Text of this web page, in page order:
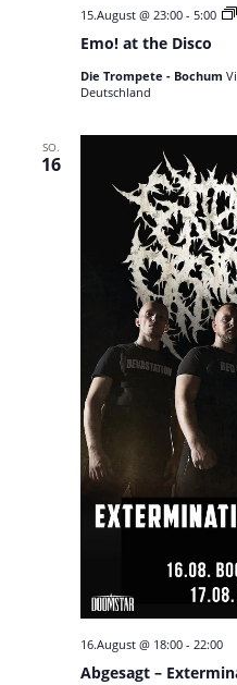
Emo! at the Disco
15.August @ 23:00- 5:00
Die Trompete - Bochum
Deutschland
SO.
16
Abgesagt –
16.August @ 18:00- 22:00